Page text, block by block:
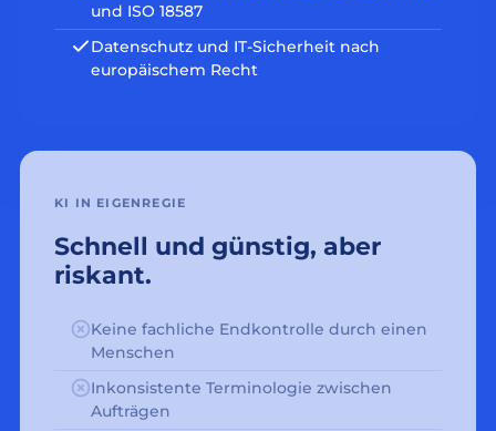
und ISO 18587
Datenschutz und IT-Sicherheit nach
europäischem Recht
KI IN EIGENREGIE
Schnell und günstig, aber
riskant.
Keine fachliche Endkontrolle durch einen
Menschen
Inkonsistente Terminologie zwischen
Aufträgen